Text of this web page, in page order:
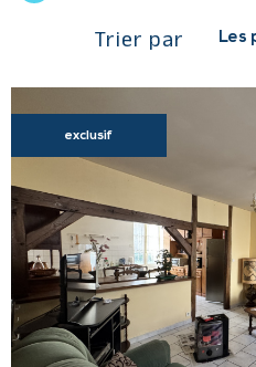
Trier par Les
exclusif